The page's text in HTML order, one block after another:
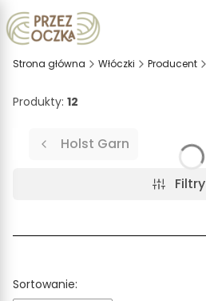
Strona główna Włóczki Producent
Produkty: 12
Holst Garn
Filtry
Lista produktów
Sortowanie: